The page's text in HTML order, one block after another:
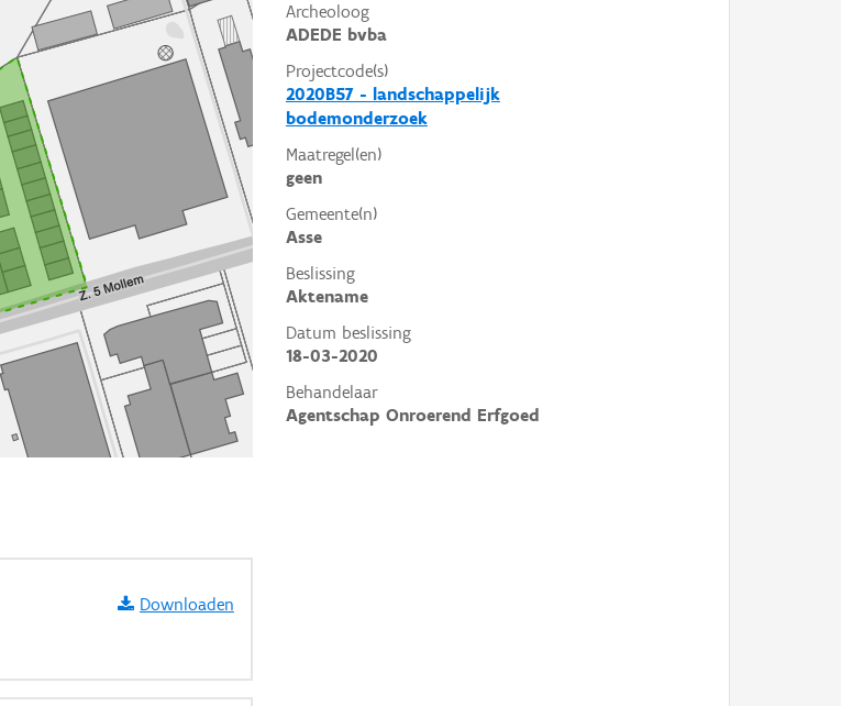
Archeoloog
ADEDE bvba
Projectcode(s)
2020B57 - landschappelijk
bodemonderzoek
Maatregel(en)
geen
Gemeente(n)
Asse
Beslissing
Aktename
Datum beslissing
18-03-2020
Behandelaar
Agentschap Onroerend Erfgoed
Downloaden